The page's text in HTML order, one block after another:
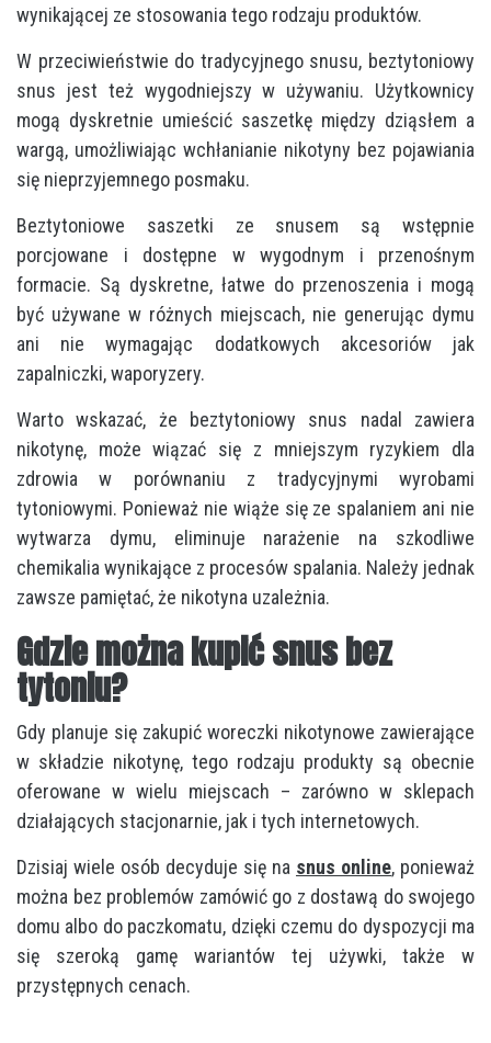
wynikającej ze stosowania tego rodzaju produktów.
W przeciwieństwie do tradycyjnego snusu, beztytoniowy
snus jest też wygodniejszy w używaniu. Użytkownicy
mogą dyskretnie umieścić saszetkę między dziąsłem a
wargą, umożliwiając wchłanianie nikotyny bez pojawiania
się nieprzyjemnego posmaku.
Beztytoniowe saszetki ze snusem są wstępnie
porcjowane i dostępne w wygodnym i przenośnym
formacie. Są dyskretne, łatwe do przenoszenia i mogą
być używane w różnych miejscach, nie generując dymu
ani nie wymagając dodatkowych akcesoriów jak
zapalniczki, waporyzery.
Warto wskazać, że beztytoniowy snus nadal zawiera
nikotynę, może wiązać się z mniejszym ryzykiem dla
zdrowia w porównaniu z tradycyjnymi wyrobami
tytoniowymi. Ponieważ nie wiąże się ze spalaniem ani nie
wytwarza dymu, eliminuje narażenie na szkodliwe
chemikalia wynikające z procesów spalania. Należy jednak
zawsze pamiętać, że nikotyna uzależnia.
Gdzie można kupić snus bez
tytoniu?
Gdy planuje się zakupić woreczki nikotynowe zawierające
w składzie nikotynę, tego rodzaju produkty są obecnie
oferowane w wielu miejscach – zarówno w sklepach
działających stacjonarnie, jak i tych internetowych.
Dzisiaj wiele osób decyduje się na snus online, ponieważ
można bez problemów zamówić go z dostawą do swojego
domu albo do paczkomatu, dzięki czemu do dyspozycji ma
się szeroką gamę wariantów tej używki, także w
przystępnych cenach.